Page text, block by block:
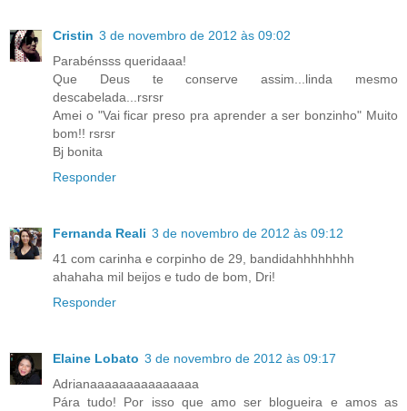
Cristin 3 de novembro de 2012 às 09:02
Parabénsss queridaaa!
Que Deus te conserve assim...linda mesmo
descabelada...rsrsr
Amei o "Vai ficar preso pra aprender a ser bonzinho" Muito
bom!! rsrsr
Bj bonita
Responder
Fernanda Reali 3 de novembro de 2012 às 09:12
41 com carinha e corpinho de 29, bandidahhhhhhhh
ahahaha mil beijos e tudo de bom, Dri!
Responder
Elaine Lobato 3 de novembro de 2012 às 09:17
Adrianaaaaaaaaaaaaaaa
Pára tudo! Por isso que amo ser blogueira e amos as